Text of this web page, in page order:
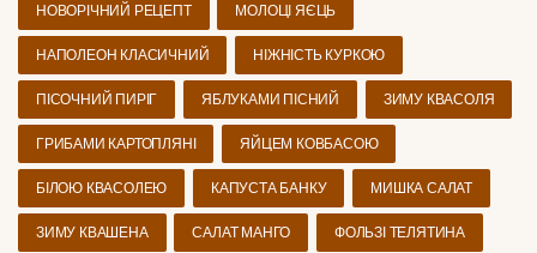
НОВОРІЧНИЙ РЕЦЕПТ МОЛОЦІ ЯЄЦЬ
НАПОЛЕОН КЛАСИЧНИЙ НІЖНІСТЬ КУРКОЮ
ПІСОЧНИЙ ПИРІГ ЯБЛУКАМИ ПІСНИЙ ЗИМУ КВАСОЛЯ
ГРИБАМИ КАРТОПЛЯНІ ЯЙЦЕМ КОВБАСОЮ
БІЛОЮ КВАСОЛЕЮ КАПУСТА БАНКУ МИШКА САЛАТ
ЗИМУ КВАШЕНА САЛАТ МАНГО ФОЛЬЗІ ТЕЛЯТИНА